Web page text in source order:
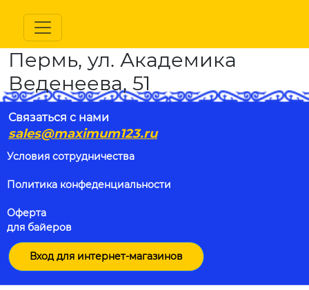
Пермь, ул. Академика
Веденеева, 51
Связаться с нами
sales@maximum123.ru
Условия сотрудничества
Политика конфеденциальности
Оферта
для байеров
Вход для интернет-магазинов